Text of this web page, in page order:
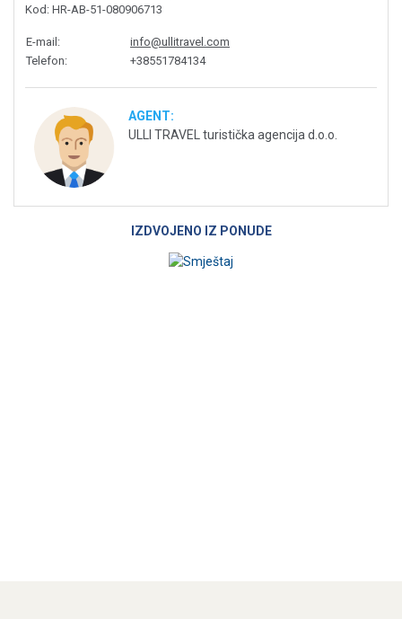
Kod : HR-AB-51-080906713
E-mail :
info@ullitravel.com
Telefon: +38551784134
AGENT:
ULLI TRAVEL turistička agencija d.o.o.
IZDVOJENO IZ PONUDE